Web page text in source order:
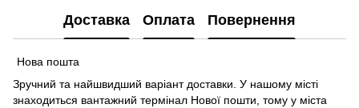
Доставка Оплата Повернення
Нова пошта
Зручний та найшвидший варіант доставки. У нашому місті
знаходиться вантажний термінал Нової пошти, тому у міста